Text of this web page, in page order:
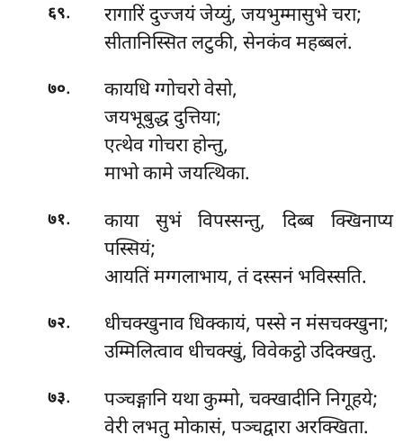
६९. रागारिंदुज्जयं जेय्युं, जयभुम्मासुभे चरा;
सीतानिस्सित लटुकी, सेनकंव महब्बलं.
७०. कायधिग्गोचरो वेसो,
जयभूबुद्ध दुत्तिया;
एत्थेव गोचरा होन्तु,
माभो कामे जयत्थिका.
७१. काया सुभं विपस्सन्तु, दिब्ब क्खिनाप्य
पस्सियं;
आयतिं मग्गलाभाय, तं दस्सनं भविस्सति.
७२.
धीचक्खुनाव धिक्कायं, पस्से न मंसचक्खुना;
उम्मिलित्वाव धीचक्खुं, विवेकट्ठो उदिक्खतु.
७३. पञ्चङ्गानियथा कुम्मो, चक्खादीनि निगूहये;
वेरी लभतु मोकासं, पञ्चद्वारा अरक्खिता.